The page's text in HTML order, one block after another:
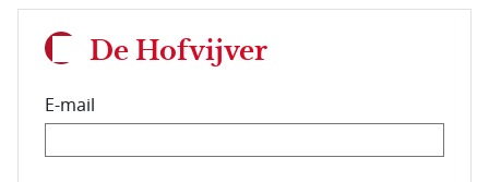
De Hofvijver
E-mail